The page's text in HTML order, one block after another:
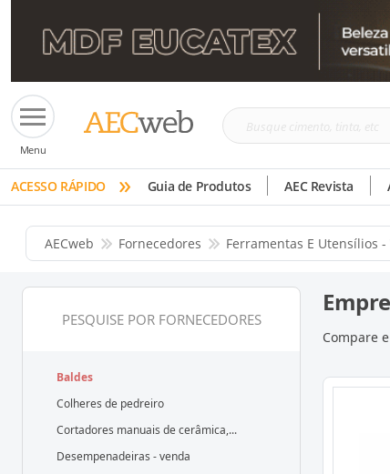
Menu
Busque
tinta,
etc
ACESSO RÁPIDO » Guia de Produtos AEC Revista
AECweb Fornecedores Ferramentas E Utensílios -
PESQUISE POR FORNECEDORES
Baldes
Colheres de pedreiro
Cortadores manuais de cerâmica,...
Desempenadeiras - venda
Compare